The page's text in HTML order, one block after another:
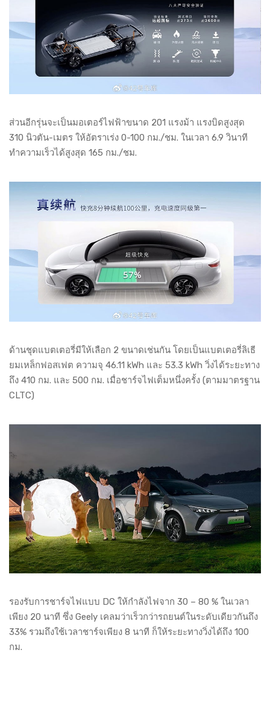
ส่วนอีกรุ่นจะเป็นมอเตอร์ไฟฟ้าขนาด 201 แรงม้า แรงบิดสูงสุด
310 นิวตัน-เมตร ให้อัตราเร่ง 0-100 กม./ชม. ในเวลา 6.9 วินาที
ทำความเร็วได้สูงสุด 165 กม./ชม.
ด้านชุดแบตเตอรี่มีให้เลือก 2 ขนาดเช่นกัน โดยเป็นแบตเตอรี่ลิเธี
ยมเหล็กฟอสเฟต ความจุ 46.11 kWh และ 53.3 kWh วิ่งได้ระยะทาง
ถึง 410 กม. และ 500 กม. เมื่อชาร์จไฟเต็มหนึ่งครั้ง (ตามมาตรฐาน
CLTC)
รองรับการชาร์จไฟแบบ DC ให้กำลังไฟจาก 30 – 80 % ในเวลา
เพียง 20 นาที ซึ่ง Geely เคลมว่าเร็วกว่ารถยนต์ในระดับเดียวกันถึง
33% รวมถึงใช้เวลาชาร์จเพียง 8 นาที ก็ให้ระยะทางวิ่งได้ถึง 100
กม.